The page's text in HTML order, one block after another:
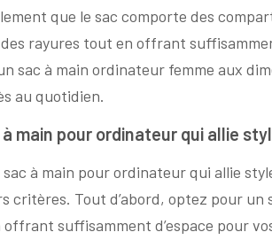
que le sac comporte des
rayures tout en offrant
sac à main ordinateur femme aux
au quotidien.
main pour ordinateur qui allie
sac à main pour ordinateur qui allie
critères. Tout d’abord, optez pour
suffisamment d’espace pour